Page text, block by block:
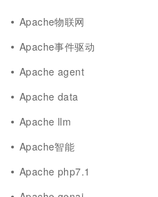
Apache物联网
Apache事件驱动
Apache agent
Apache data
Apache llm
Apache智能
Apache php7.1